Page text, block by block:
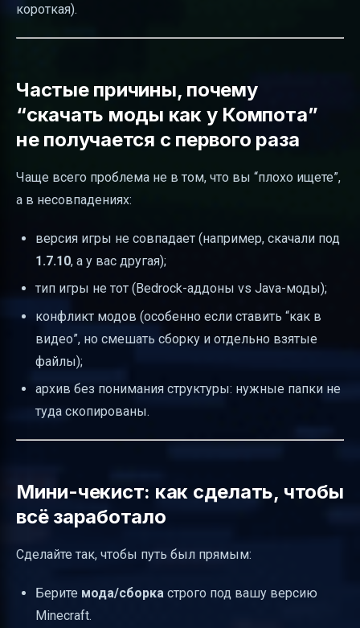
короткая).
Частые причины, почему
“скачать моды как у Компота”
не получается с первого раза
Чаще всего проблема не в том, что вы “плохо ищете”,
а в несовпадениях:
версия игры не совпадает (например, скачали под
1.7.10, а у вас другая);
тип игры не тот (Bedrock-аддоны vs Java-моды);
конфликт модов (особенно если ставить “как в
видео”, но смешать сборку и отдельно взятые
файлы);
архив без понимания структуры: нужные папки не
туда скопированы.
Мини-чекист: как сделать, чтобы
всё заработало
Сделайте так, чтобы путь был прямым:
Берите мода/сборка строго под вашу версию
Minecraft.